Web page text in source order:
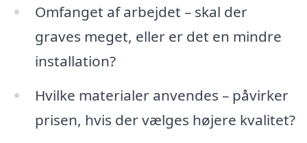
Omfanget af arbejdet – skal der
graves meget, eller er det en mindre
installation?
Hvilke materialer anvendes – påvirker
prisen, hvis der vælges højere kvalitet?